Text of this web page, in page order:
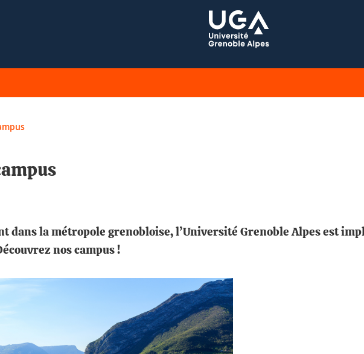
dans la métropole grenobloise, l’Université Grenoble Alpes est
nos campus !